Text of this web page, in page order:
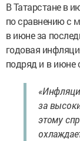
В Татарстане в
по сравнению с
в июне за
годовая
подряд и в июне
за
этому